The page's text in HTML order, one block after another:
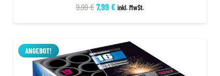
9,99€Ursprünglicher
9,99 €
7,99€Aktueller
7,99 €.
inkl. MwSt.
ANGEBOT!